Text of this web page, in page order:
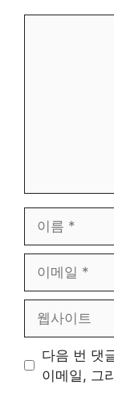
일
트
다음 번 댓
이메일, 그